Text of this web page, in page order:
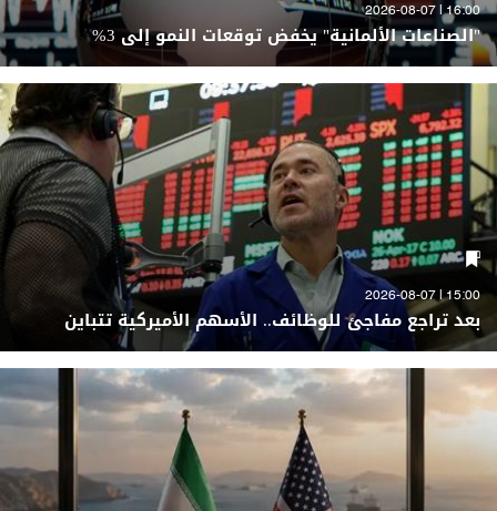
16:00 | 2026-08-07
"الصناعات الألمانية" يخفض توقعات النمو إلى 3%
15:00 | 2026-08-07
بعد تراجع مفاجئ للوظائف.. الأسهم الأميركية تتباين